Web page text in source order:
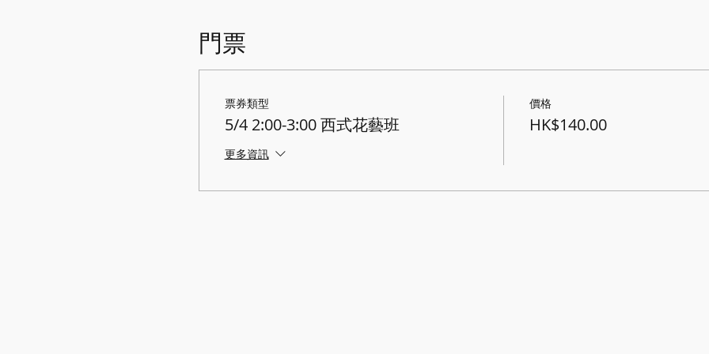
門票
票券類型
5/4 2:00-3:00 西式花藝班
更多資訊
價格
HK$140.00